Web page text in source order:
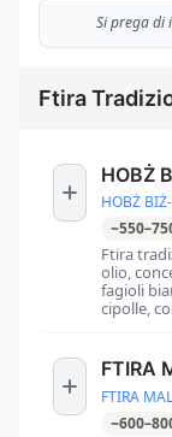
Si prega di
Ftira
HOBŻ
HOBŻ
~550–
Ftira
olio,
fagioli
cipolle,
FTIRA
FTIRA
~600–